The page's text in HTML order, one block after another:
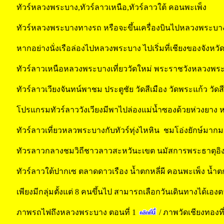
ทัวร์หลวงพระบาง,ทัวร์ลาวเหนือ,ทัวร์ลาวใต้ คอนพะเพ็ง
ทัวร์หลวงพระบางทางรถ หรือจะขึ้นเครื่องบินไปหลวงพระ
หากอย่างนั่งเรือล่องไปหลวงพระบาง ไปเริ่มที่เชียงของจังห
ทัวร์ลาวเหนือหลวงพระบางเที่ยววัดใหม่ พระราชวังหลวงพ
ทัวร์ลาวเวียงจันทน์พาชม ประตูชัย วัดสีเมือง วัดพระแก้ว วัด
โปรแกรมทัวร์ลาววังเวียงมีพาไปล่องแม่น้ำซองด้วยห่วงยา
ทัวร์ลาวเที่ยวหลวพระบางกับทัวร์ทุ่งไหหิน ชมโอ่งยักษ์มาก
ทัวรลาวกลางชมวิถีชาวลาวสะหวันะเขต นมัสการพระธาตุอิ
ทัวร์ลาวใต้ปากเซ ตลาดดาวเรือง น้ำตกหลี่ผี คอนพะเพ็ง น้
เพียงมีกลุ่มตั้งแต่ 8 คนขึ้นไป สามารถเลือกวันเดินทางได้เอ
ภาพรถไฟถึงหลวงพระบาง ตอนที่ 1 /ภาพวัดเชียงทอง